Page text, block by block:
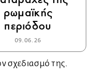
ρωμαϊκής
περιόδου
09.06.26
σχεδιασμό της.